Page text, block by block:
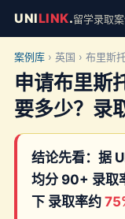
UNILINK.留学录取
案例库 › 英国 › 布里斯
申请布里斯
要多少？录
结论先看：据
均分 90+ 录取
下 录取率约